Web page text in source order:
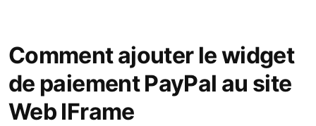
Comment ajouter le widget
de paiement PayPal au site
Web IFrame